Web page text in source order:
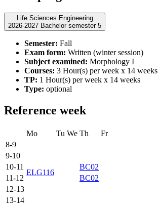
Life Sciences Engineering
2026-2027 Bachelor semester 5
Semester: Fall
Exam form: Written (winter session)
Subject examined: Morphology I
Courses: 3 Hour(s) per week x 14 weeks
TP: 1 Hour(s) per week x 14 weeks
Type: optional
Reference week
Mo Tu We Th
Fr
8-9
9-10
10-11
ELG116
BC02
11-12
BC02
12-13
13-14